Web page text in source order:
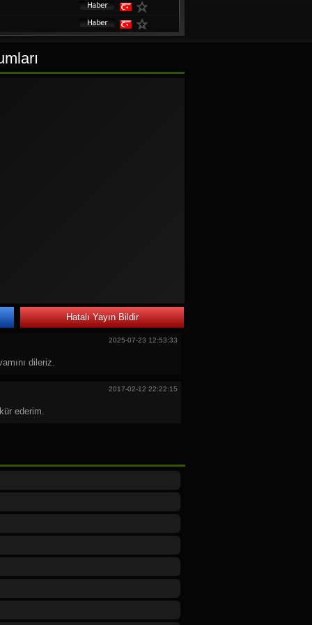
Hatalı Yayın Bildir
2025-07-23 12:53:33
dileriz.
2017-02-12 22:22:15
ederim.
verdik hala tüketici mahkemelerinden
yayımlarken bu kanalın türkü
yanlış olduğunu gösteriyor. Bu
lütfen.
direk diyabakıra gitiyorlar bunu türk
e tüm elemanlarına selam sizlere